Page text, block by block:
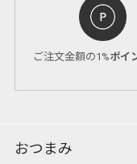
ご注文金額の1%ポイ
おつまみ